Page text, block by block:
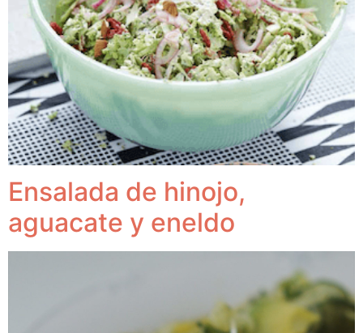
Ensalada de hinojo,
aguacate y eneldo